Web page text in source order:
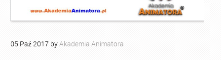
05 Paź2017 byAkademia Animatora